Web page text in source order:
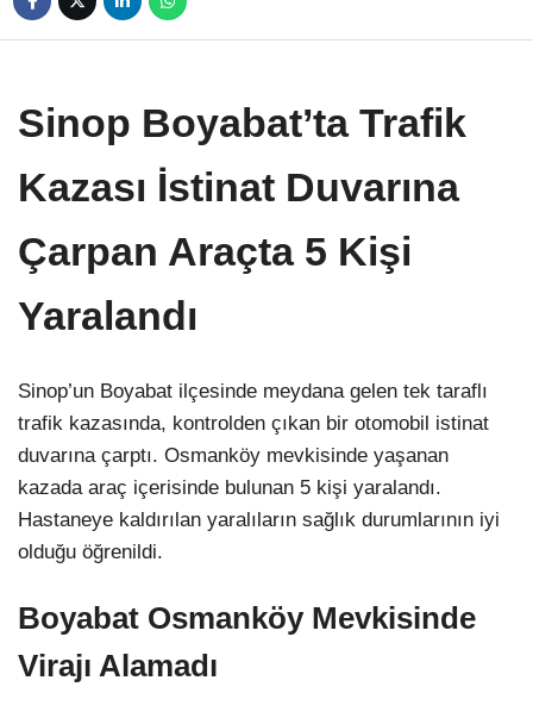
Sinop Boyabat’ta Trafik
Kazası İstinat Duvarına
Çarpan Araçta 5 Kişi
Yaralandı
Sinop’un Boyabat ilçesinde meydana gelen tek taraflı
trafik kazasında, kontrolden çıkan bir otomobil istinat
duvarına çarptı. Osmanköy mevkisinde yaşanan
kazada araç içerisinde bulunan 5 kişi yaralandı.
Hastaneye kaldırılan yaralıların sağlık durumlarının iyi
olduğu öğrenildi.
Boyabat Osmanköy Mevkisinde
Virajı Alamadı